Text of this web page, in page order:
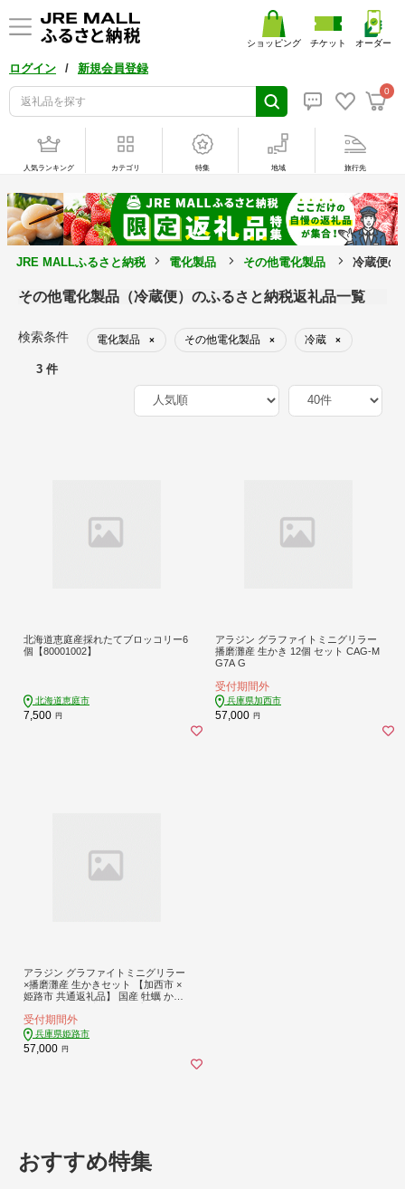
ログイン / 新規会員登録
0
ショッピング チケット オーダー
人気ランキング カテゴリ 特集 地域 旅行先
JRE MALLふるさと納税 電化製品 その他電化製品 冷蔵便の
その他電化製品（冷蔵便）のふるさと納税返礼品一覧
検索条件 電化製品 × その他電化製品 × 冷蔵 ×
3 件
北海道恵庭産採れたてブロッコリー6
個【80001002】
北海道恵庭市
7,500 円
アラジン グラファイトミニグリラー
播磨灘産 生かき 12個 セット CAG-M
G7A G
受付期間外
兵庫県加西市
57,000 円
アラジン グラファイトミニグリラー
×播磨灘産 生かきセット 【加西市 ×
姫路市 共通返礼品】 国産 牡蠣 かき
ットプレート
受付期間外
兵庫県姫路市
57,000 円
おすすめ特集